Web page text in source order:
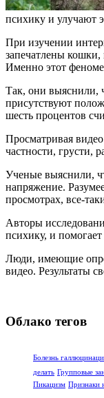
психику и улучают
При изучении
запечатлены кошки,
Именно этот
Так, они выяснили,
присутствуют
шесть процентов
Просматривая
частности, грусти,
Ученые выяснили,
напряжение.
просмотрах, все-
Авторы
психику, и
Люди, имеющие
видео. Результаты
Облако тегов
Болезнь
делать Групповые
Пикацизм Признаки